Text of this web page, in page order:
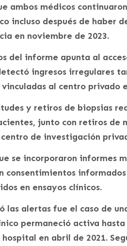
ambos médicos
incluso después de haber
en noviembre de 2023.
del informe apunta al
ingresos irregulares
al centro privado
y retiros de biopsias
junto con retiros de
de investigación
se incorporaron informes
informados
en ensayos clínicos.
las alertas fue el caso de
permaneció activa hasta
en abril de 2021.